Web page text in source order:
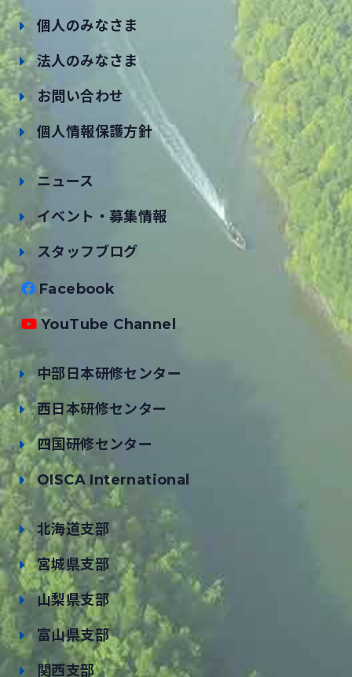
個人のみなさま
法人のみなさま
お問い合わせ
個人情報保護方針
ニュース
イベント・募集情報
スタッフブログ
Facebook
YouTube Channel
中部日本研修センター
西日本研修センター
四国研修センター
OISCA International
北海道支部
宮城県支部
山梨県支部
富山県支部
関西支部